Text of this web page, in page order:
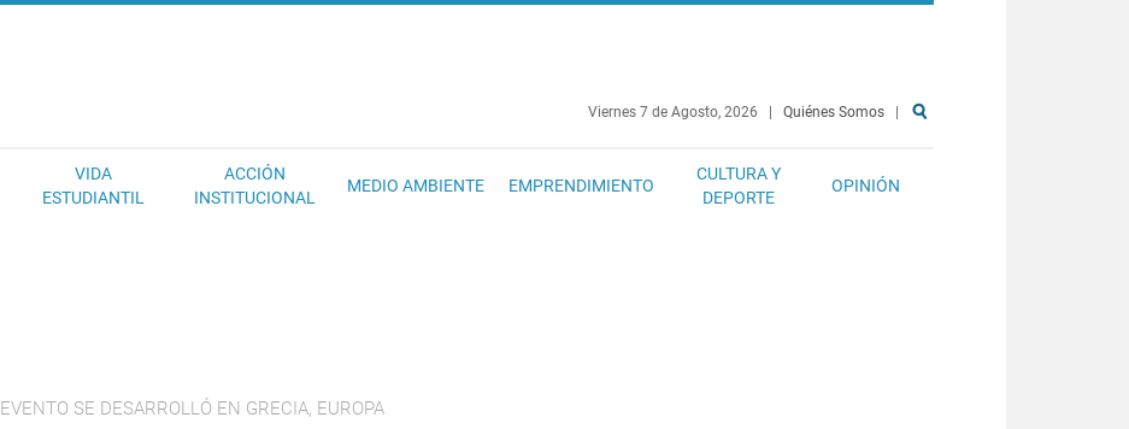
Viernes 7 de Agosto, 2026 Quiénes Somos
VIDA
ESTUDIANTIL
ACCIÓN
INSTITUCIONAL
MEDIO AMBIENTE EMPRENDIMIENTO
CULTURA Y
DEPORTE
OPINIÓN
EVENTO SE DESARROLLÓ EN GRECIA, EUROPA